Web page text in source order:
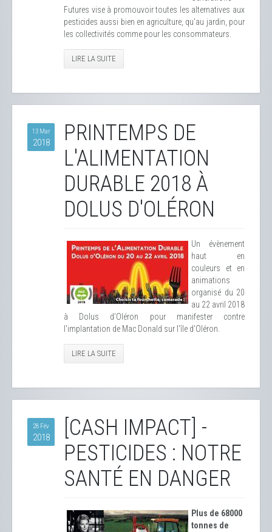
Futures vise à promouvoir toutes les alternatives aux
pesticides aussi bien en agriculture, qu’au jardin, pour
les collectivités comme pour les consommateurs.
LIRE LA SUITE
13 Mar
2018
PRINTEMPS DE
L'ALIMENTATION
DURABLE 2018 À
DOLUS D'OLÉRON
Un évènement
haut en
couleurs et en
animations
organisé du 20
au 22 avril 2018
à Dolus d'Oléron pour manifester contre
l'implantation de Mac Donald sur l'île d'Oléron.
LIRE LA SUITE
28 Fév
2018
[CASH IMPACT] -
PESTICIDES : NOTRE
SANTÉ EN DANGER
Plus de 68000
tonnes de